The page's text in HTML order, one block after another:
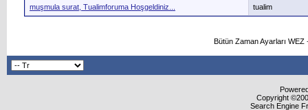
muşmula surat, Tualimforuma Hoşgeldiniz... tualim
Bütün Zaman Ayarları
Copyright
Search Engine